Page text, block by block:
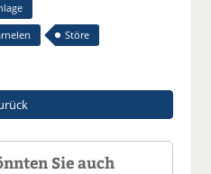
Störe
Sie auch